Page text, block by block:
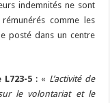
indemnités ne sont
comme les
posté dans un centre
5: « L’activité de
le volontariat et le